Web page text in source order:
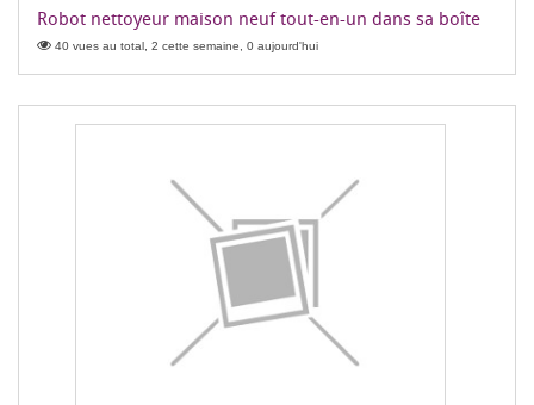
Robot nettoyeur maison neuf tout-en-un dans sa boîte
40 vues au total, 2 cette semaine, 0 aujourd'hui